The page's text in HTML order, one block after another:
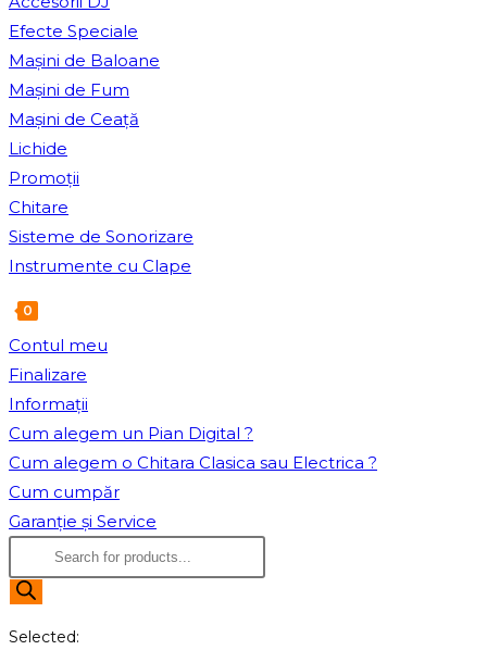
Efecte Speciale
Mașini de Baloane
Mașini de Fum
Mașini de Ceață
Lichide
Promoții
Chitare
Sisteme de Sonorizare
Instrumente cu Clape
0
Toggle
website
search
Contul meu
Finalizare
Informații
Cum alegem un Pian Digital ?
Cum alegem o Chitara Clasica sau Electrica ?
Cum cumpăr
Garanție și Service
Products
search
Selected: